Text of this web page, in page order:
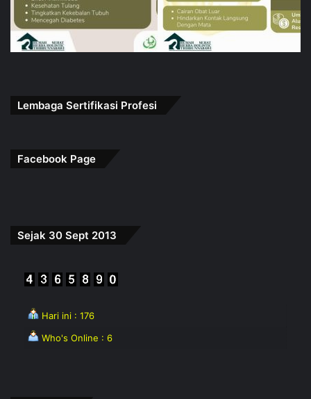
Lembaga Sertifikasi Profesi
Facebook Page
Sejak 30 Sept 2013
Hari ini : 176
Who's Online : 6